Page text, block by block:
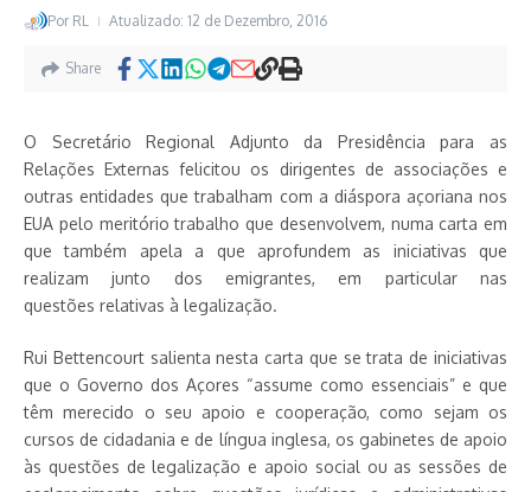
Por RL Atualizado: 12 de Dezembro, 2016
Share
O Secretário Regional Adjunto da Presidência para as
Relações Externas felicitou os dirigentes de associações e
outras entidades que trabalham com a diáspora açoriana nos
EUA pelo meritório trabalho que desenvolvem, numa carta em
que também apela a que aprofundem as iniciativas que
realizam junto dos emigrantes, em particular nas
questões relativas à legalização.
Rui Bettencourt salienta nesta carta que se trata de iniciativas
que o Governo dos Açores “assume como essenciais” e que
têm merecido o seu apoio e cooperação, como sejam os
cursos de cidadania e de língua inglesa, os gabinetes de apoio
às questões de legalização e apoio social ou as sessões de